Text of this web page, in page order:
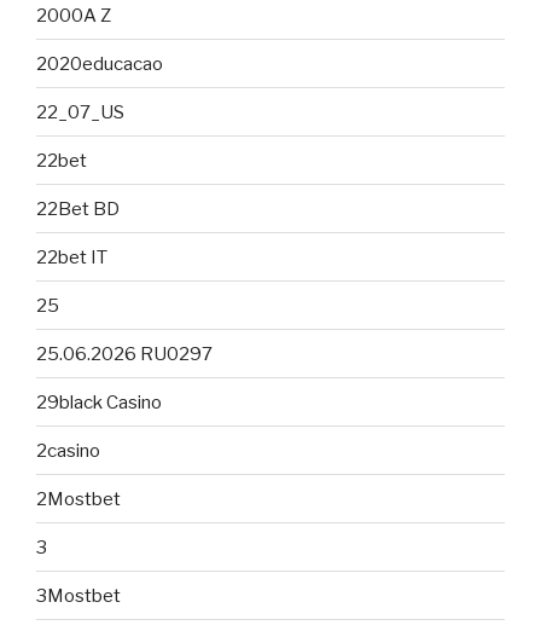
2000A Z
2020educacao
22_07_US
22bet
22Bet BD
22bet IT
25
25.06.2026 RU0297
29black Casino
2casino
2Mostbet
3
3Mostbet